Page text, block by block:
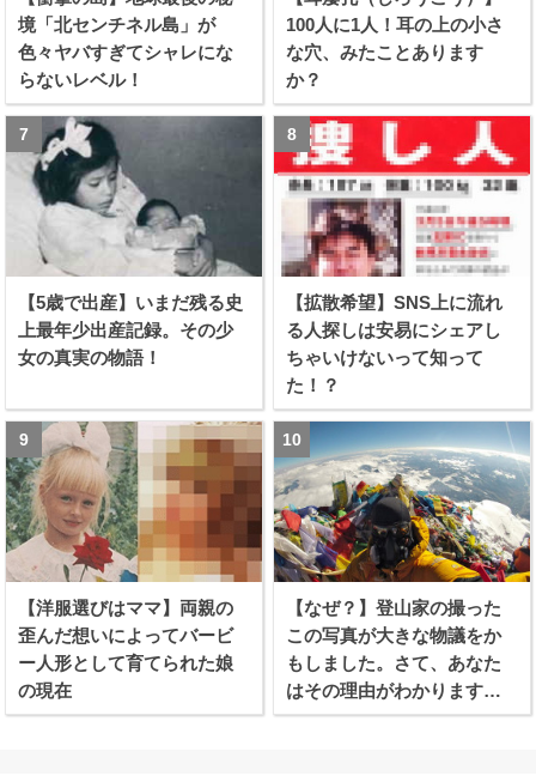
境「北センチネル島」が
色々ヤバすぎてシャレにな
らないレベル！
100人に1人！耳の上の小さ
な穴、みたことあります
か？
【5歳で出産】いまだ残る史
上最年少出産記録。その少
女の真実の物語！
【拡散希望】SNS上に流れ
る人探しは安易にシェアし
ちゃいけないって知って
た！？
【洋服選びはママ】両親の
歪んだ想いによってバービ
ー人形として育てられた娘
の現在
【なぜ？】登山家の撮った
この写真が大きな物議をか
もしました。さて、あなた
はその理由がわかります
か？